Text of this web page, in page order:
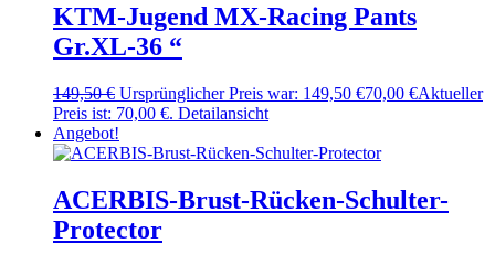
KTM-Jugend MX-Racing Pants
Gr.XL-36 “
149,50€ Ursprünglicher Preis war: 149,50 €70,00 €Aktueller
Preis ist: 70,00 €. Detailansicht
Angebot!
ACERBIS-Brust-Rücken-Schulter-
Protector